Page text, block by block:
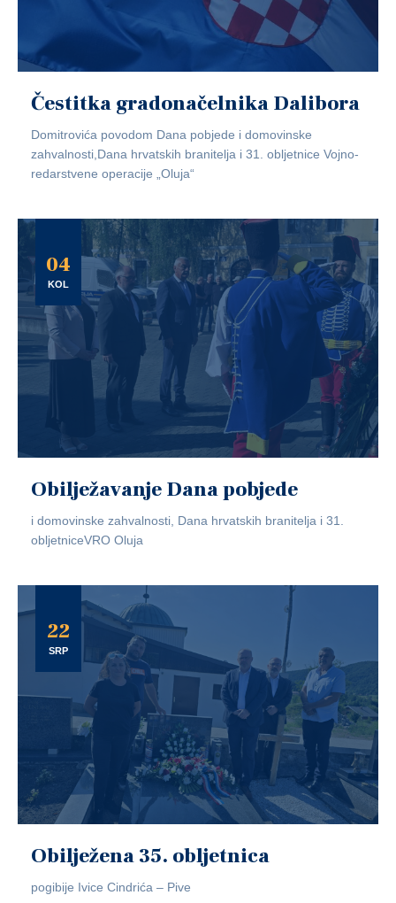
Čestitka gradonačelnika Dalibora
Domitrovića povodom Dana pobjede i domovinske
zahvalnosti,Dana hrvatskih branitelja i 31. obljetnice Vojno-
redarstvene operacije „Oluja“
04
KOL
Obilježavanje Dana pobjede
i domovinske zahvalnosti, Dana hrvatskih branitelja i 31.
obljetniceVRO Oluja
22
SRP
Obilježena 35. obljetnica
pogibije Ivice Cindrića – Pive